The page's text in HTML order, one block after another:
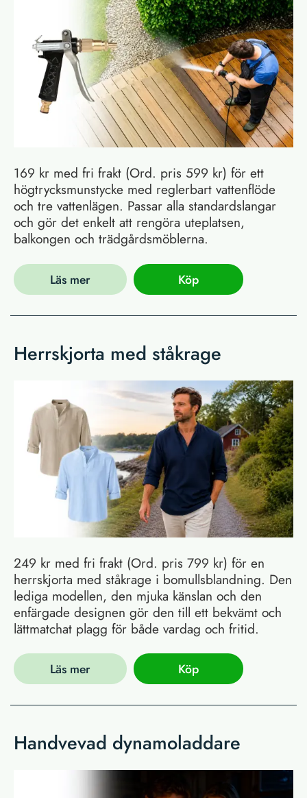
169 kr med fri frakt (Ord. pris 599 kr) för ett
högtrycksmunstycke med reglerbart vattenflöde
och tre vattenlägen. Passar alla standardslangar
och gör det enkelt att rengöra uteplatsen,
balkongen och trädgårdsmöblerna.
Läs mer Köp
Herrskjorta med ståkrage
249 kr med fri frakt (Ord. pris 799 kr) för en
herrskjorta med ståkrage i bomullsblandning. Den
lediga modellen, den mjuka känslan och den
enfärgade designen gör den till ett bekvämt och
lättmatchat plagg för både vardag och fritid.
Läs mer Köp
Handvevad dynamoladdare